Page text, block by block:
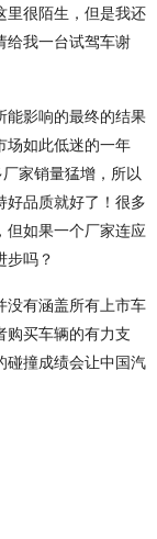
里很陌生，但是我还
给我一台试驾车谢
能影响的最终的结果
场如此低迷的一年
家销量猛增，所以
好品质就好了！很多
但如果一个厂家连应
步吗？
没有涵盖所有上市车
购买车辆的有力支
碰撞成绩会让中国汽